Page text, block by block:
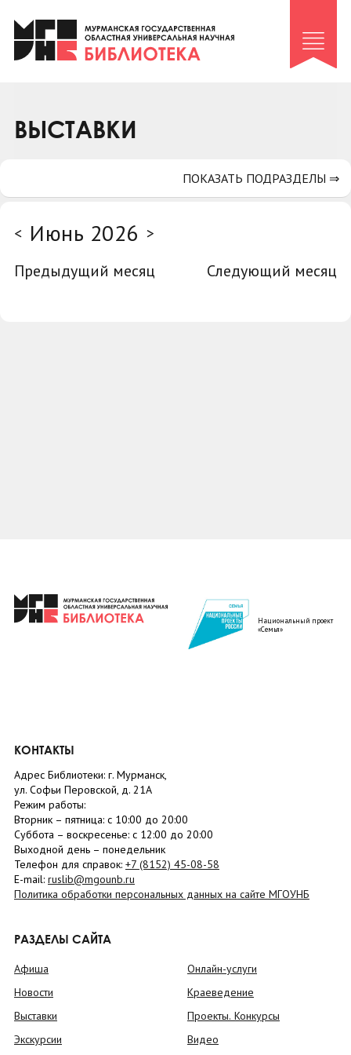
Клуб «Гиря и сельдерей»
Клуб «Семейный архив»
Коллегам
ВЫСТАВКИ
< Июнь 2026 >
Предыдущий месяц
Следующий месяц
ПОКАЗАТЬ ПОДРАЗДЕЛЫ ⇒
Национальный проект
«Семья»
КОНТАКТЫ
Адрес Библиотеки: г. Мурманск,
ул. Софьи Перовской, д. 21А
Режим работы:
Вторник – пятница: с 10:00 до 20:00
Суббота – воскресенье: c 12:00 до 20:00
Выходной день – понедельник
Телефон для справок: +7 (8152) 45-08-58
E-mail: ruslib@mgounb.ru
Политика обработки персональных данных на сайте МГОУНБ
РАЗДЕЛЫ САЙТА
Афиша
Новости
Выставки
Экскурсии
Онлайн-услуги
Краеведение
Проекты. Конкурсы
Видео